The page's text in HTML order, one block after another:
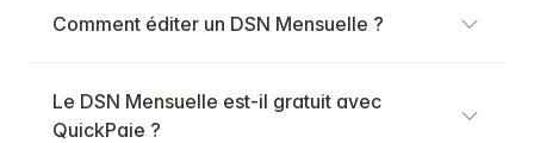
Comment éditer un DSN Mensuelle ?
Le DSN Mensuelle est-il gratuit avec
QuickPaie ?